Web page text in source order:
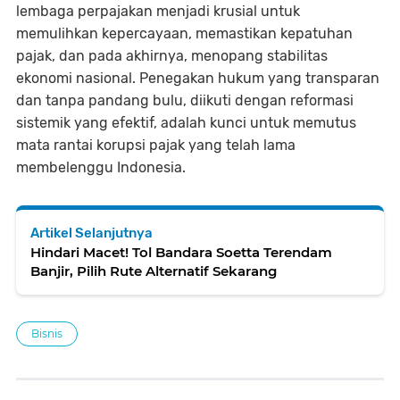
lembaga perpajakan menjadi krusial untuk
memulihkan kepercayaan, memastikan kepatuhan
pajak, dan pada akhirnya, menopang stabilitas
ekonomi nasional. Penegakan hukum yang transparan
dan tanpa pandang bulu, diikuti dengan reformasi
sistemik yang efektif, adalah kunci untuk memutus
mata rantai korupsi pajak yang telah lama
membelenggu Indonesia.
Artikel Selanjutnya
Hindari Macet! Tol Bandara Soetta Terendam
Banjir, Pilih Rute Alternatif Sekarang
Bisnis